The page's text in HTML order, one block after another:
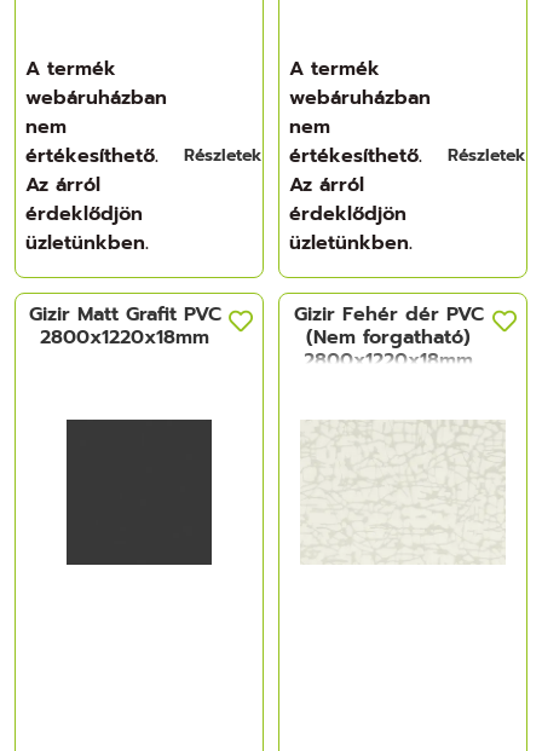
A termék
webáruházban
nem
értékesíthető.
Az árról
érdeklődjön
üzletünkben.
Részletek
A termék
webáruházban
nem
értékesíthető.
Az árról
érdeklődjön
üzletünkben.
Részletek
Gizir Matt Grafit PVC
2800x1220x18mm
Gizir Fehér dér PVC
(Nem forgatható)
2800x1220x18mm